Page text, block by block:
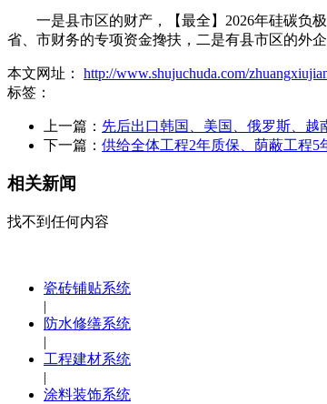
一是县市区的财产，【最全】2026年硅碳负极
省、市财务的专项资金搀扶，二是有县市区的外
本文网址： http://www.shujuchuda.com/
标签：
上一篇： 先后出口韩国、美国、俄罗斯、越
下一篇： 供给全体工程2年质保、荫蔽工程5
相关新闻
找不到任何内容
瓷砖铺贴系统
|
防水修缮系统
|
工程建材系统
|
涂料装饰系统